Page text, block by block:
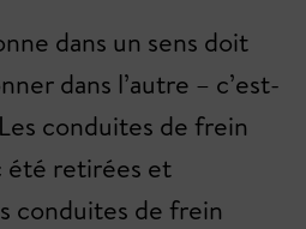
dans un sens doit
dans l’autre – c’est-
conduites de frein
été retirées et
conduites de frein